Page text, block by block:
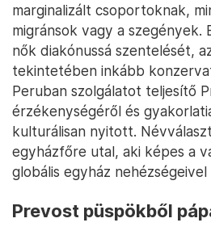
marginalizált csoportoknak,
migránsok vagy a szegények.
nők diakónussá szentelését,
tekintetében inkább
Peruban szolgálatot teljesítő
érzékenységéről és
kulturálisan nyitott.
egyházfőre utal, aki képes a
globális egyház
Prevost püspökből